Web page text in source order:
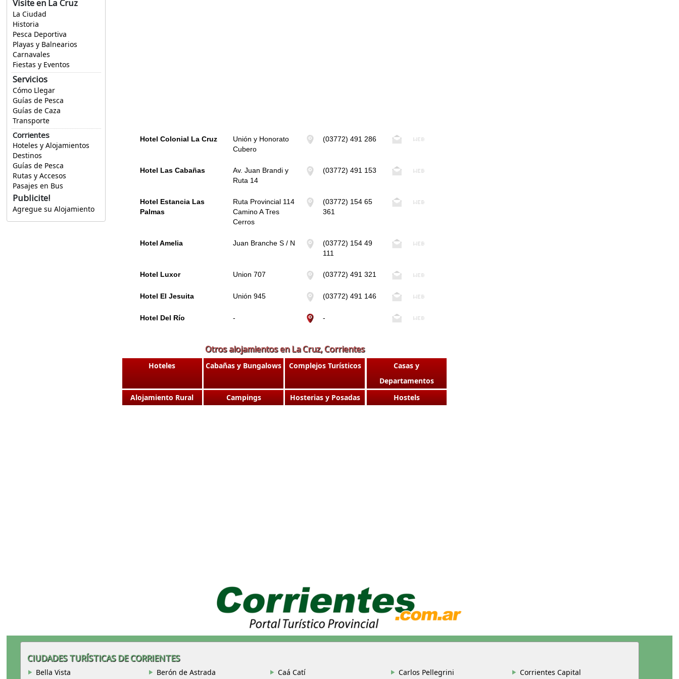
Visite en La Cruz
La Ciudad
Historia
Pesca Deportiva
Playas y Balnearios
Carnavales
Fiestas y Eventos
Servicios
Cómo Llegar
Guías de Pesca
Guías de Caza
Transporte
Corrientes
Hoteles y Alojamientos
Destinos
Guías de Pesca
Rutas y Accesos
Pasajes en Bus
Publicite!
Agregue su Alojamiento
Hotel Colonial La Cruz
Unión y Honorato
Cubero
(03772) 491 286
Hotel Las Cabañas
Av. Juan Brandi y
Ruta 14
(03772) 491 153
Hotel Estancia Las
Palmas
Ruta Provincial 114
Camino A Tres
Cerros
(03772) 154 65
361
Hotel Amelia Juan Branche S / N
(03772) 154 49
111
Hotel Luxor Union 707 (03772) 491 321
Hotel El Jesuita Unión 945 (03772) 491 146
Hotel Del Río - -
Otros alojamientos en La Cruz, Corrientes
Hoteles Cabañas y Bungalows Complejos Turísticos
Casas y
Departamentos
Alojamiento Rural
Campings Hosterias y Posadas Hostels
CIUDADES TURÍSTICAS DE CORRIENTES
Bella Vista Berón de Astrada Caá Catí Carlos Pellegrini
Corrientes Capital